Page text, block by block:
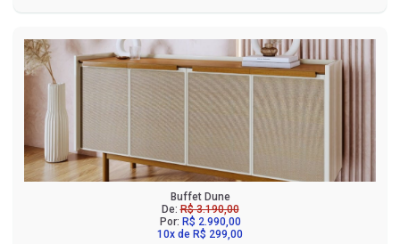
Buffet Dune
De:R$ 3.190,00
Por: R$ 2.990,00
10x de R$ 299,00